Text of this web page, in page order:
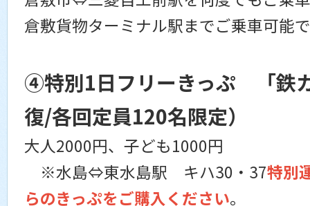
倉敷貨物ターミナル駅までご乗車可能
④特別1日フリーきっぷ 「鉄
復/各回定員120名限定）
大人2000円、子ども1000円
※水島⇔東水島駅 キハ30・37特別
らのきっぷをご購入ください。